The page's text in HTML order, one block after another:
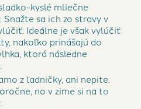
kyslé mliečne
sa ich zo stravy v
Ideálne je však vylúčiť
nakoľko prinášajú do
ktorá následne
z ľadničky, ani nepite.
no v zime si na to